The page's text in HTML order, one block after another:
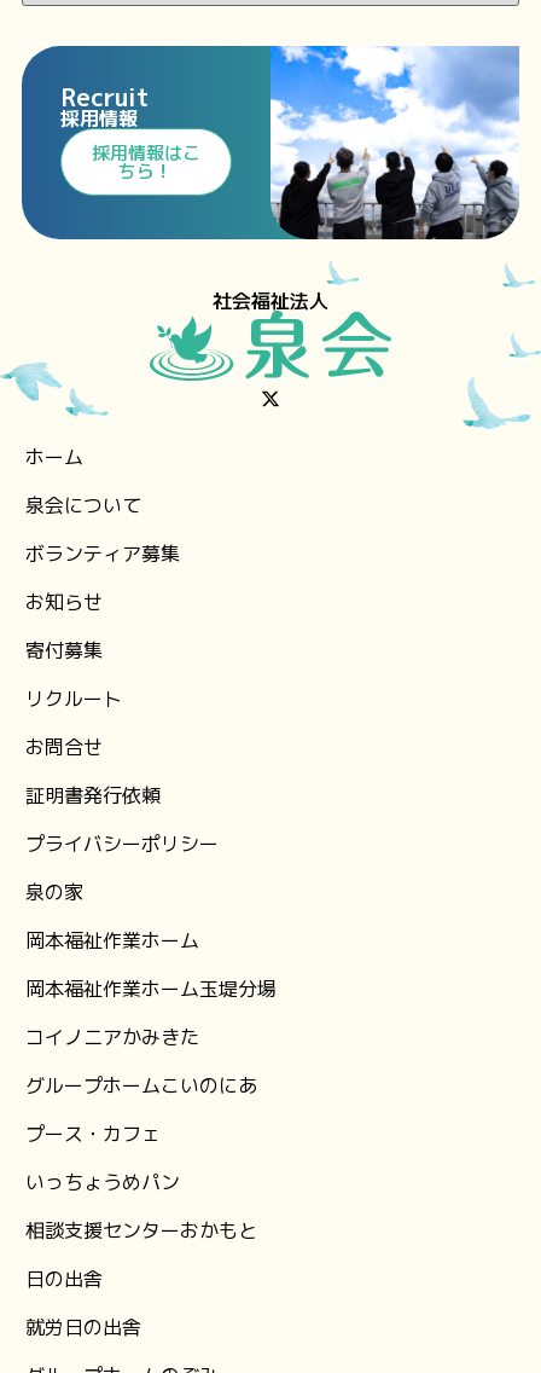
Recruit
採用情報
⁩採用情報⁩はこ
ちら！
社会福祉法人
ホーム
泉会について
ボランティア募集
お知らせ
⁨寄付募集
リクルート
お問合せ
証明書発行依頼
プライバシーポリシー
泉の家
岡本福祉作業ホーム
岡本福祉作業ホーム玉堤分場
コイノニアかみきた
グループホームこいのにあ
プース・カフェ
いっちょうめパン
相談支援センターおかもと
日の出舎
就労日の出舎